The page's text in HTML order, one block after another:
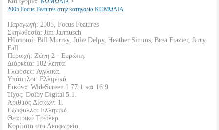
ΚΩΜΩΔΙΑ
2005,Focus Features στην κατηγορία ΚΩΜΩΔΙΑ
Παραγωγή: 2005, Focus Features
Σκηνοθεσία: Jim Jarmusch
Ηθοποιοί: Bill Murray, Julie Delpy, Heather Simms, Brea Frazier, Jarry
Fall
Περιοχή: Ζώνη 2 - Ευρώπη.
Διάρκεια: 102 λεπτά.
Γλώσσες: Αγγλικά.
Υπότιτλοι: Ελληνικά.
Εικόνα: WideScreen 1.77:1 και 16:9.
Ήχος: Dolby Digital 5.1.
Αριθμός Δίσκων: 1.
Εξώφυλλο: Ελληνικό.
Θεατρικό Τρέιλερ.
Κορίτσια στο Λεοφωρείο.